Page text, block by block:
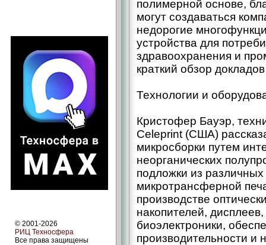
© 2001-2026
РИЦ Техносфера
Все права защищены
полимерной основе,
могут создаваться
недорогие
устройства для
здравоохранения и
краткий обзор
Технологии и
Кристофер Бауэр,
Celeprint (США)
микросборки путем
неорганических
подложки из
микротрансферной
произ­водстве
накопителей,
биоэлектроники,
производительности и